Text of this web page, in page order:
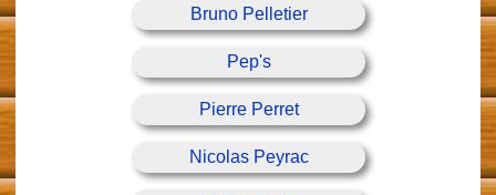
Bruno Pelletier
Pep's
Pierre Perret
Nicolas Peyrac